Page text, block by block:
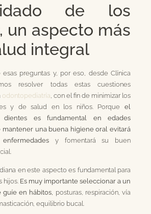
de los
un aspecto más
integral
esas preguntas y, por eso, desde Clínica
resolver todas estas cuestiones
odontopediatría , con el fin de minimizar los
y de salud en los niños. Porque el
es fundamental en edades
mantener una buena higiene oral evitará
y fomentará su buen
en este aspecto es fundamental para
hijos. Es muy importante seleccionar a un
en hábitos, posturas, respiración, vía
equilibrio bucal.